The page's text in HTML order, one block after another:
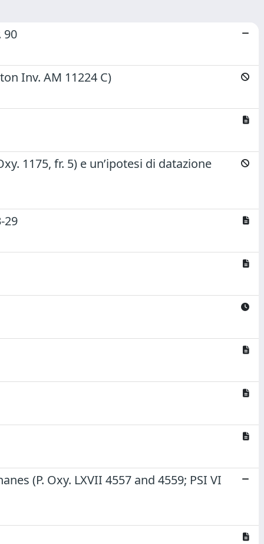
90
Inv. AM 11224 C)
1175, fr. 5) e un’ipotesi di datazione
29
(P. Oxy. LXVII 4557 and 4559; PSI VI